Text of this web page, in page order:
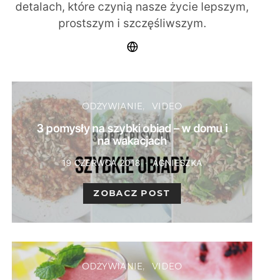
detalach, które czynią nasze życie lepszym,
prostszym i szczęśliwszym.
ODŻYWIANIE VIDEO
3 pomysły na szybki obiad – w domu i
na wakacjach
19 CZERWCA 2018 AGNIESZKA
ZOBACZ POST
ODŻYWIANIE VIDEO